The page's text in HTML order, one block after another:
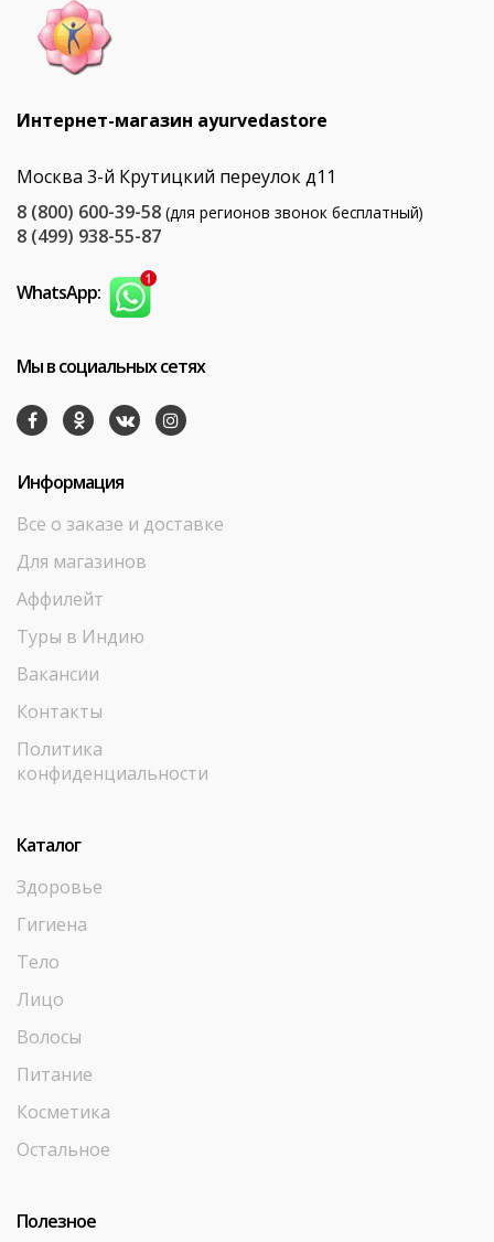
Интернет-магазин ayurvedastore
Москва 3-й Крутицкий переулок д11
8 (800) 600-39-58 (для регионов звонок бесплатный)
8 (499) 938-55-87
WhatsApp:
Мы в социальных сетях
Информация
Все о заказе и доставке
Для магазинов
Аффилейт
Туры в Индию
Вакансии
Контакты
Политика
конфиденциальности
Каталог
Здоровье
Гигиена
Тело
Лицо
Волосы
Питание
Косметика
Остальное
Полезное